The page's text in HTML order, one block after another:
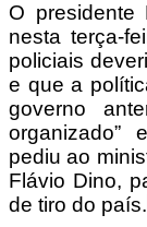
O presidente
nesta terça-
policiais
e que a
governo
organizado”
pediu ao
Flávio Dino,
de tiro do país.